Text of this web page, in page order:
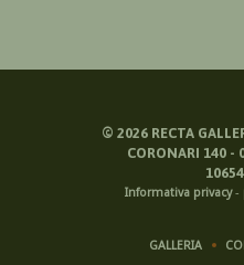
© 2026RECTA
CORONARI 140 -
Informativa privacy-
GALLERIA